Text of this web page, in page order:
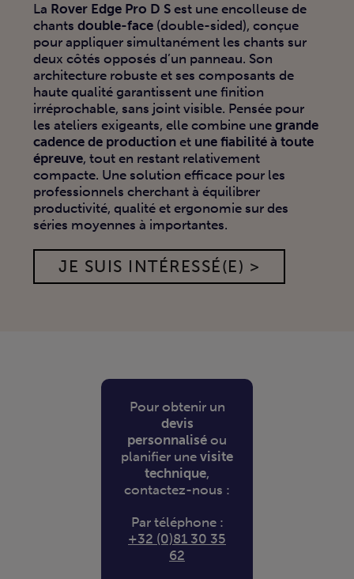
La Rover Edge Pro D Sest une encolleuse de
chants double-face (double-sided), conçue
pour appliquer simultanément les chants sur
deux côtés opposés d’un panneau. Son
architecture robuste et ses composants de
haute qualité garantissent une finition
irréprochable, sans joint visible. Pensée pour
les ateliers exigeants, elle combine unegrande
cadence de productionet une fiabilité à toute
épreuve, tout en restant relativement
compacte. Une solution efficace pour les
professionnels cherchant à équilibrer
productivité, qualité et ergonomie sur des
séries moyennes à importantes.
JE SUIS INTÉRESSÉ(E) >
Pour obtenir un
devis
personnaliséou
planifier unevisite
technique,
contactez-nous :
Par téléphone :
+32 (0)81 30 35
62